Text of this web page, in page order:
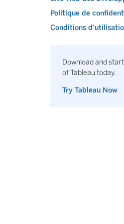
Politique de
Conditions
Download and
of Tableau today.
Try Tableau Now